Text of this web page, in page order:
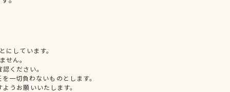
しています。
せん。
ください。
一切負わないものとします。
うお願いいたします。